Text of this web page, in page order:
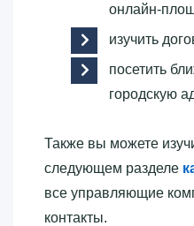
онлайн-
изучить
посетить
городскую
Также вы можете
следующем разделе
все управляющие
контакты.